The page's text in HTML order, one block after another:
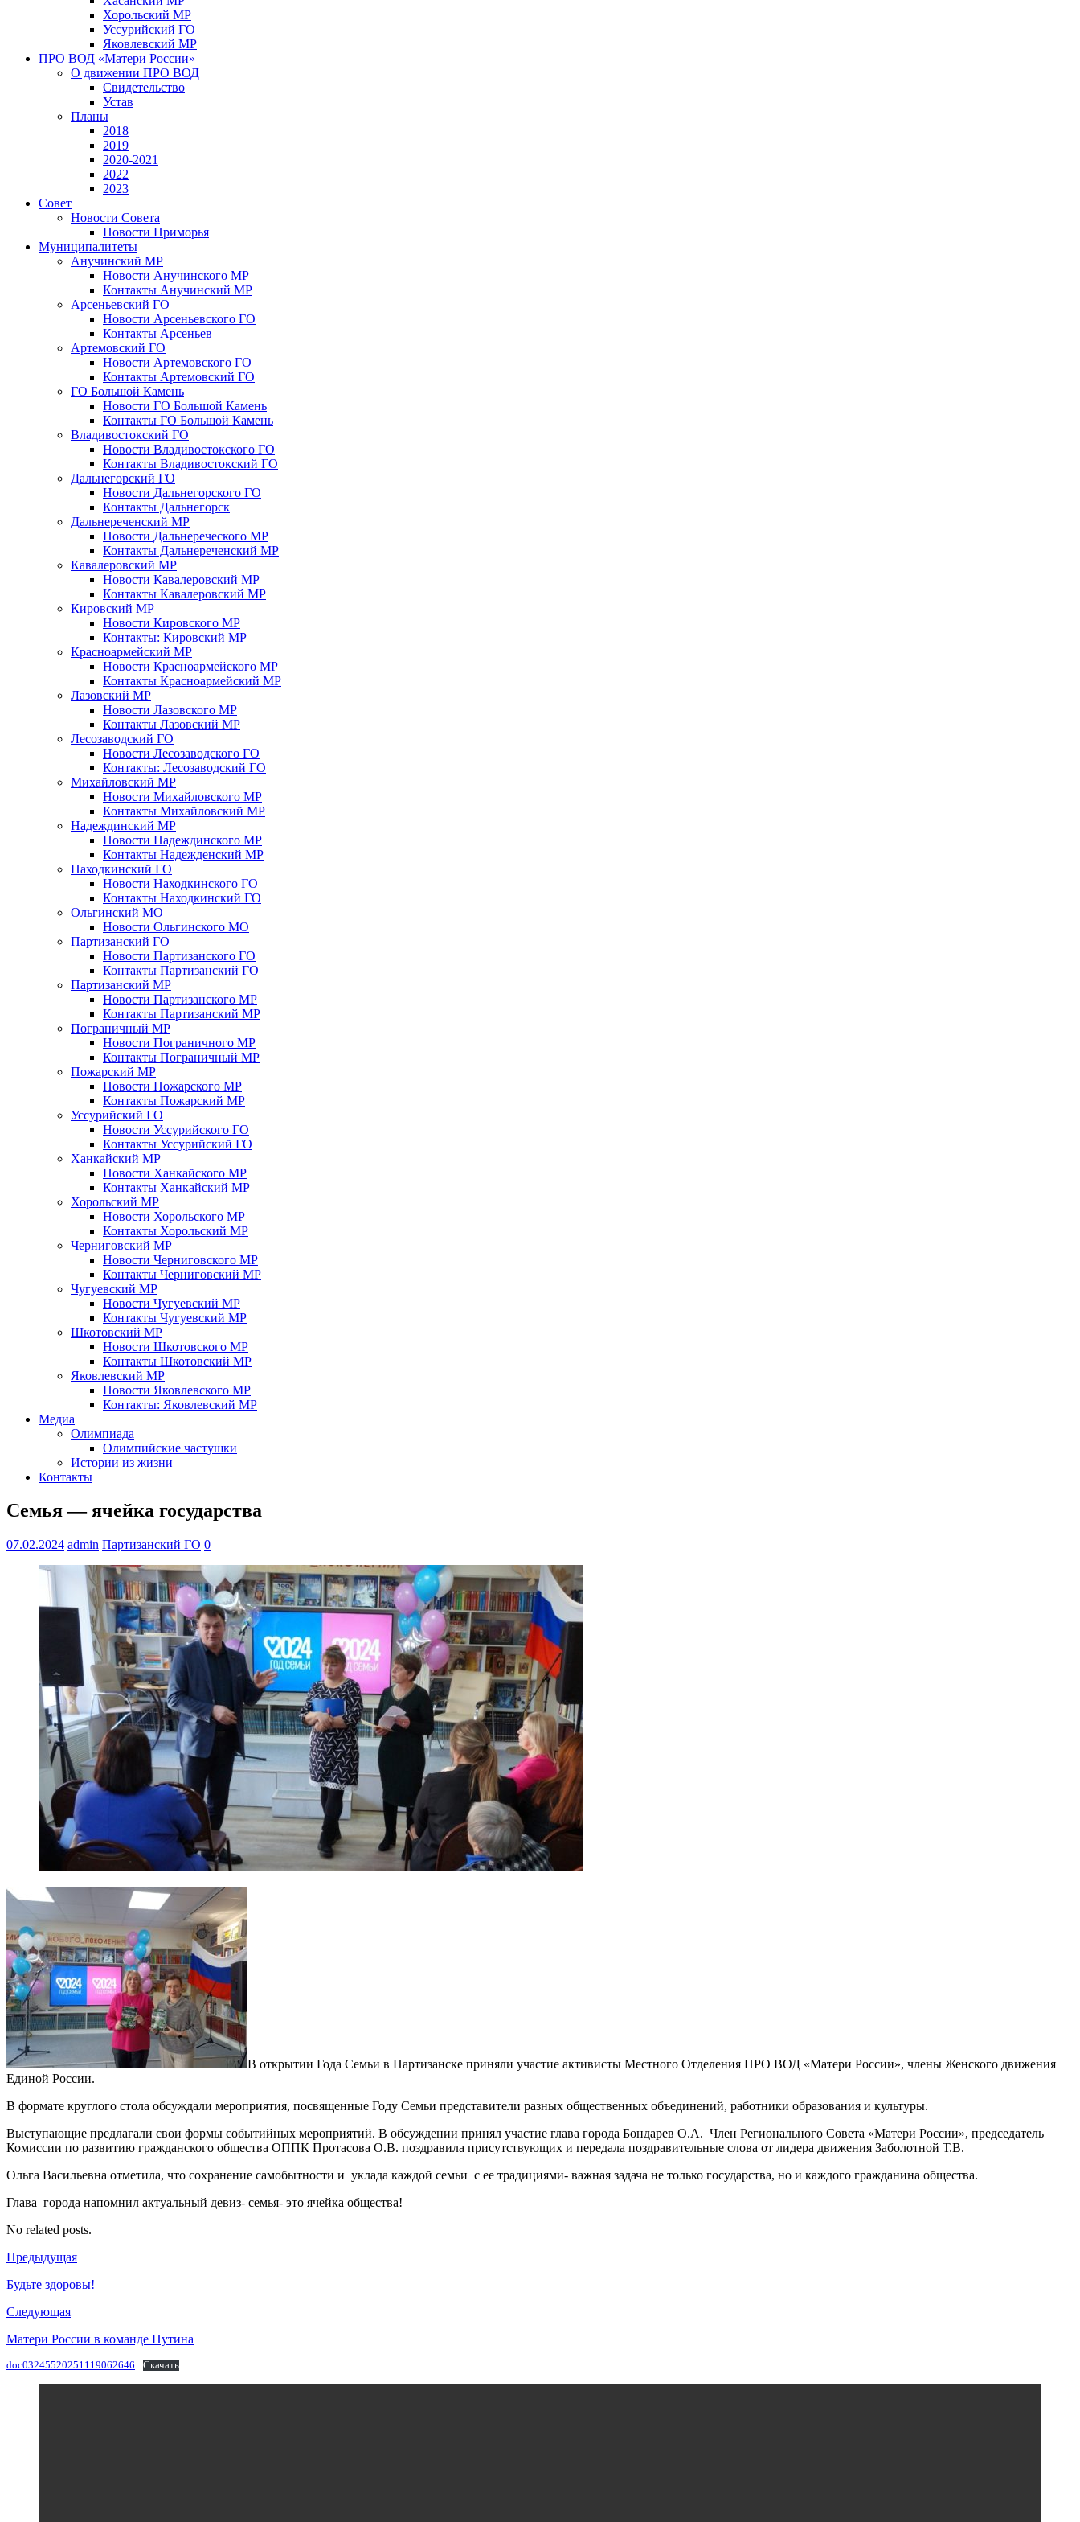
Хорольский МР
Уссурийский ГО
Яковлевский МР
ПРО ВОД «Матери России»
О движении ПРО ВОД
Свидетельство
Устав
Планы
2018
2019
2020-2021
2022
2023
Совет
Новости Совета
Новости Приморья
Муниципалитеты
Анучинский МР
Новости Анучинского МР
Контакты Анучинский МР
Арсеньевский ГО
Новости Арсеньевского ГО
Контакты Арсеньев
Артемовский ГО
Новости Артемовского ГО
Контакты Артемовский ГО
ГО Большой Камень
Новости ГО Большой Камень
Контакты ГО Большой Камень
Владивостокский ГО
Новости Владивостокского ГО
Контакты Владивостокский ГО
Дальнегорский ГО
Новости Дальнегорского ГО
Контакты Дальнегорск
Дальнереченский МР
Новости Дальнереческого МР
Контакты Дальнереченский МР
Кавалеровский МР
Новости Кавалеровский МР
Контакты Кавалеровский МР
Кировский МР
Новости Кировского МР
Контакты: Кировский МР
Красноармейский МР
Новости Красноармейского МР
Контакты Красноармейский МР
Лазовский МР
Новости Лазовского МР
Контакты Лазовский МР
Лесозаводский ГО
Новости Лесозаводского ГО
Контакты: Лесозаводский ГО
Михайловский МР
Новости Михайловского МР
Контакты Михайловский МР
Надеждинский МР
Новости Надеждинского МР
Контакты Надежденский МР
Находкинский ГО
Новости Находкинского ГО
Контакты Находкинский ГО
Ольгинский МО
Новости Ольгинского МО
Партизанский ГО
Новости Партизанского ГО
Контакты Партизанский ГО
Партизанский МР
Новости Партизанского МР
Контакты Партизанский МР
Пограничный МР
Новости Пограничного МР
Контакты Пограничный МР
Пожарский МР
Новости Пожарского МР
Контакты Пожарский МР
Уссурийский ГО
Новости Уссурийского ГО
Контакты Уссурийский ГО
Ханкайский МР
Новости Ханкайского МР
Контакты Ханкайский МР
Хорольский МР
Новости Хорольского МР
Контакты Хорольский МР
Черниговский МР
Новости Черниговского МР
Контакты Черниговский МР
Чугуевский МР
Новости Чугуевский МР
Контакты Чугуевский МР
Шкотовский МР
Новости Шкотовского МР
Контакты Шкотовский МР
Яковлевский МР
Новости Яковлевского МР
Контакты: Яковлевский МР
Медиа
Олимпиада
Олимпийские частушки
Истории из жизни
Контакты
Семья — ячейка государства
07.02.2024 admin Партизанский ГО 0
В открытии Года Семьи в Партизанске приняли участие активисты Местного Отделения ПРО ВОД «Матери России», члены Женского движения
Единой России.
В формате круглого стола обсуждали мероприятия, посвященные Году Семьи представители разных общественных объединений, работники образования и культуры.
Выступающие предлагали свои формы событийных мероприятий. В обсуждении принял участие глава города Бондарев О.А. Член Регионального Совета «Матери России», председатель
Комиссии по развитию гражданского общества ОППК Протасова О.В. поздравила присутствующих и передала поздравительные слова от лидера движения Заболотной Т.В.
Ольга Васильевна отметила, что сохранение самобытности и уклада каждой семьи с ее традициями- важная задача не только государства, но и каждого гражданина общества.
Глава города напомнил актуальный девиз- семья- это ячейка общества!
No related posts.
Предыдущая
Будьте здоровы!
Следующая
Матери России в команде Путина
doc03245520251119062646 Скачать